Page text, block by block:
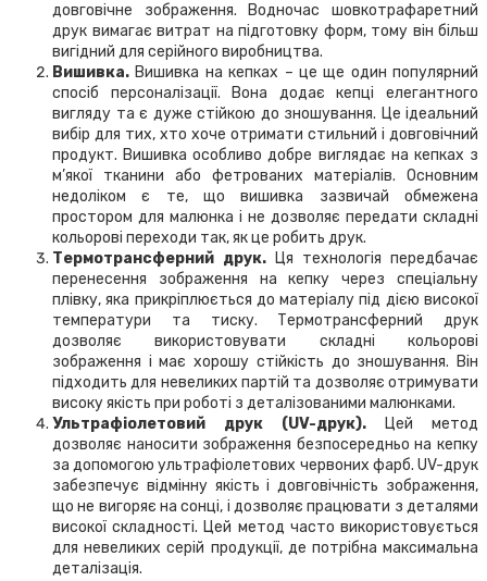
довговічне зображення. Водночас шовкотрафаретний
друк вимагає витрат на підготовку форм, тому він більш
вигідний для серійного виробництва.
Вишивка. Вишивка на кепках – це ще один популярний
спосіб персоналізації. Вона додає кепці елегантного
вигляду та є дуже стійкою до зношування. Це ідеальний
вибір для тих, хто хоче отримати стильний і довговічний
продукт. Вишивка особливо добре виглядає на кепках з
м’якої тканини або фетрованих матеріалів. Основним
недоліком є те, що вишивка зазвичай обмежена
простором для малюнка і не дозволяє передати складні
кольорові переходи так, як це робить друк.
Термотрансферний друк. Ця технологія передбачає
перенесення зображення на кепку через спеціальну
плівку, яка прикріплюється до матеріалу під дією високої
температури та тиску. Термотрансферний друк
дозволяє використовувати складні кольорові
зображення і має хорошу стійкість до зношування. Він
підходить для невеликих партій та дозволяє отримувати
високу якість при роботі з деталізованими малюнками.
Ультрафіолетовий друк (UV-друк).
Цей метод
дозволяє наносити зображення безпосередньо на кепку
за допомогою ультрафіолетових червоних фарб. UV-друк
забезпечує відмінну якість і довговічність зображення,
що не вигоряє на сонці, і дозволяє працювати з деталями
високої складності. Цей метод часто використовується
для невеликих серій продукції, де потрібна максимальна
деталізація.